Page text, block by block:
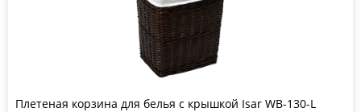
Плетеная корзина для белья с крышкой Isar WB-130-L